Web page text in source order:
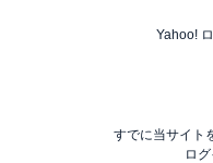
Yahoo!
すでに当サイト
ロ